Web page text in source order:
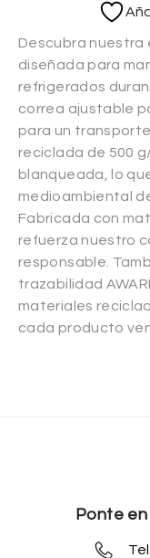
Descubra nuestra
diseñada para
refrigerados
correa ajustable
para un
reciclada de 500
blanqueada, lo
medioambiental
Fabricada con
refuerza nuestro
responsable.
trazabilidad
materiales
cada producto
Ponte